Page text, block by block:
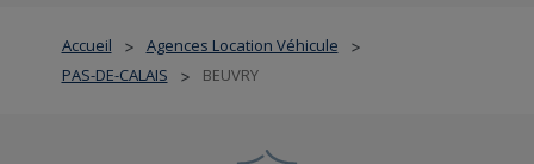
Accueil > Agences Location Véhicule >
PAS-DE-CALAIS > BEUVRY